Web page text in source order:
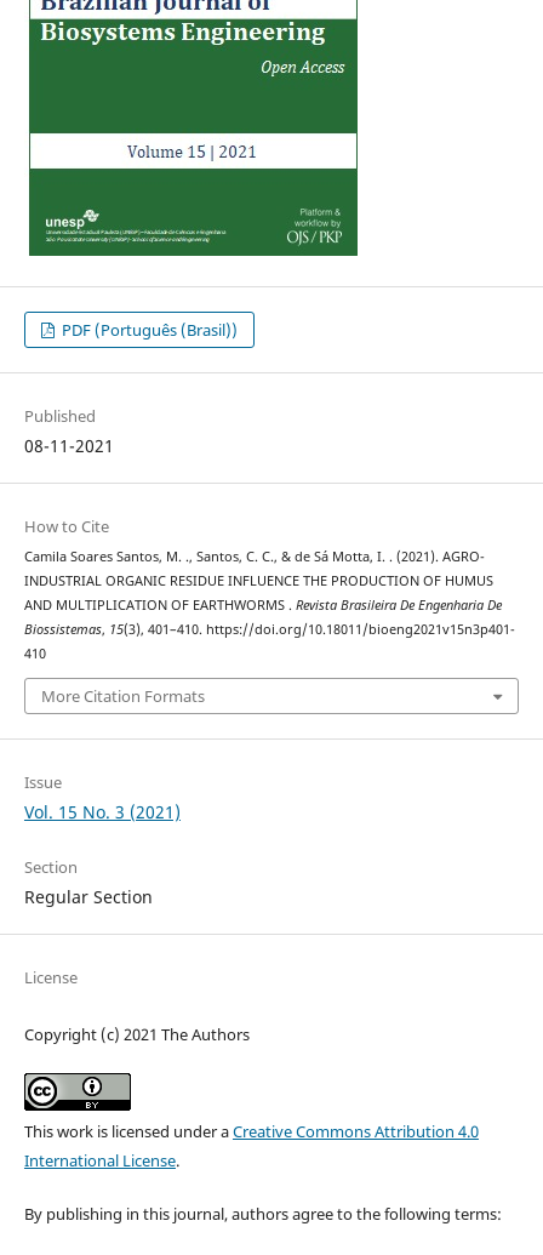
PDF (Português (Brasil))
Published
08-11-2021
How to Cite
Camila Soares Santos, M. ., Santos, C. C., & de Sá Motta, I. . (2021). AGRO-
INDUSTRIAL ORGANIC RESIDUE INFLUENCE THE PRODUCTION OF HUMUS
AND MULTIPLICATION OF EARTHWORMS . Revista Brasileira De Engenharia De
Biossistemas, 15(3), 401–410. https://doi.org/10.18011/bioeng2021v15n3p401-
410
More Citation Formats
Issue
Vol. 15 No. 3 (2021)
Section
Regular Section
License
Copyright (c) 2021 The Authors
This work is licensed under aCreative Commons Attribution 4.0
International License.
By publishing in this journal, authors agree to the following terms: